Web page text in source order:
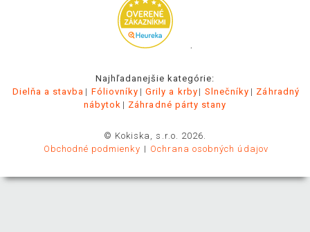
.
Najhľadanejšie kategórie:
Dielňa a stavba
Fóliovníky Grily a krby Slnečníky
Záhradný
nábytok
Záhradné párty stany
© Kokiska, s.r.o. 2026.
Obchodné podmienky
Ochrana osobných údajov